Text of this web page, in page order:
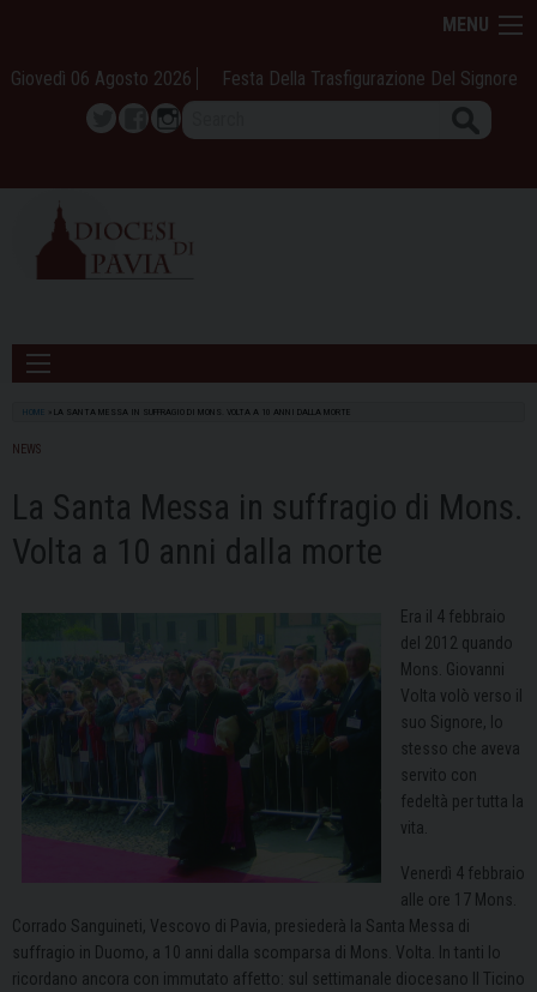
content
MENU
Giovedì 06 Agosto 2026 Festa Della Trasfigurazione Del Signore
TwitterFacebook
Instagram
HOME LA SANTA MESSA IN SUFFRAGIO DI MONS. VOLTA A 10 ANNI DALLA MORTE
NEWS
La Santa Messa in suffragio di Mons.
Volta a 10 anni dalla morte
Era il 4 febbraio
del 2012 quando
Mons. Giovanni
Volta volò verso il
suo Signore, lo
stesso che aveva
servito con
fedeltà per tutta la
vita.
Venerdì 4 febbraio
alle ore 17 Mons.
Corrado Sanguineti, Vescovo di Pavia, presiederà la Santa Messa di
suffragio in Duomo, a 10 anni dalla scomparsa di Mons. Volta. In tanti lo
ricordano ancora con immutato affetto: sul settimanale diocesano Il Ticino